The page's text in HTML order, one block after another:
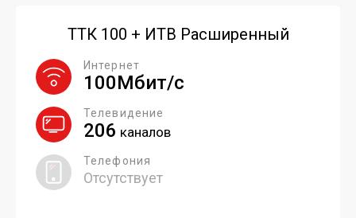
ТТК 100 + ИТВ Расширенный
100Мбит/с
Интернет
206 каналов
Телевидение
Отсутствует
Телефония